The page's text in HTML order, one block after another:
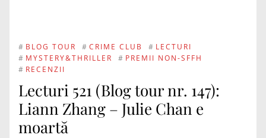
# BLOG TOUR # CRIME CLUB # LECTURI
# MYSTERY&THRILLER # PREMII NON-SFFH
# RECENZII
Lecturi 521 (Blog tour nr. 147):
Liann Zhang – Julie Chan e
moartă